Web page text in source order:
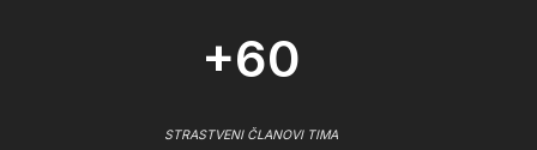
+60
STRASTVENI ČLANOVI TIMA